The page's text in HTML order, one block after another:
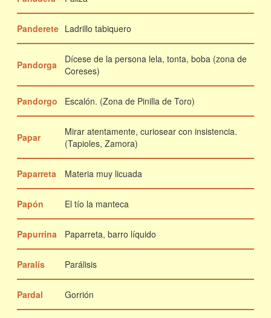
Panderete Ladrillo tabiquero
Pandorga
Dícese de la persona lela, tonta, boba (zona de
Coreses)
Pandorgo Escalón. (Zona de Pinilla de Toro)
Papar
Mirar atentamente, curiosear con insistencia.
(Tapioles, Zamora)
Paparreta Materia muy licuada
Papón El tío la manteca
Papurrina Paparreta, barro líquido
Paralís Parálisis
Pardal Gorrión